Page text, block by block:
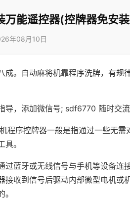
万能遥控器(控牌器免安
年08月10日
成。自动麻将机靠程序洗牌，有规
，添加微信号; sdf6770 随时交流
程序控牌器一般是指通过一些无需
。
过蓝牙或无线信号与手机等设备连
收到信号后驱动内部微型电机或